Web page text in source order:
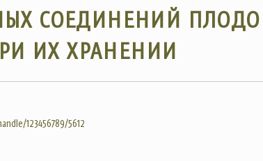
СОЕДИНЕНИЙ
ИХ ХРАНЕНИИ
123456789/5612